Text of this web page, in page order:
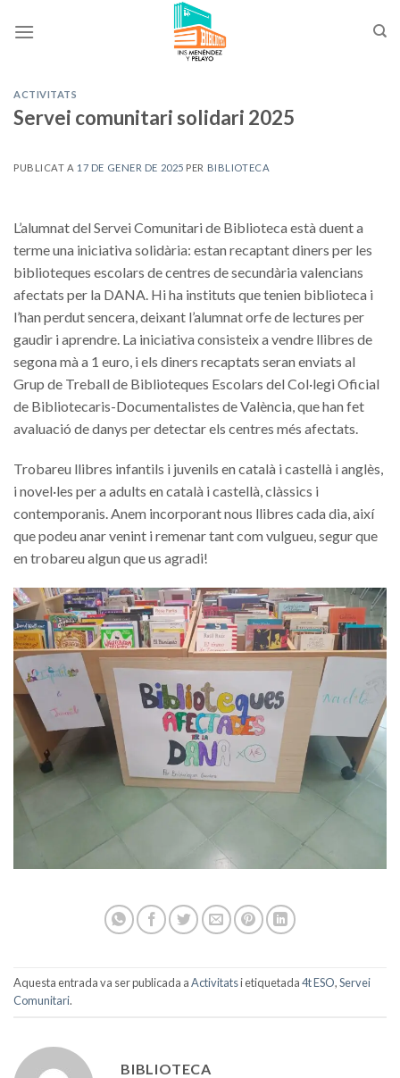
ACTIVITATS
Servei comunitari solidari 2025
PUBLICAT A 17 DE GENER DE 2025 PER BIBLIOTECA
L’alumnat del Servei Comunitari de Biblioteca està duent a
terme una iniciativa solidària: estan recaptant diners per les
biblioteques escolars de centres de secundària valencians
afectats per la DANA. Hi ha instituts que tenien biblioteca i
l’han perdut sencera, deixant l’alumnat orfe de lectures per
gaudir i aprendre. La iniciativa consisteix a vendre llibres de
segona mà a 1 euro, i els diners recaptats seran enviats al
Grup de Treball de Biblioteques Escolars del Col·legi Oficial
de Bibliotecaris-Documentalistes de València, que han fet
avaluació de danys per detectar els centres més afectats.
Trobareu llibres infantils i juvenils en català i castellà i anglès,
i novel·les per a adults en català i castellà, clàssics i
contemporanis. Anem incorporant nous llibres cada dia, així
que podeu anar venint i remenar tant com vulgueu, segur que
en trobareu algun que us agradi!
Aquesta entrada va ser publicada aActivitatsi etiquetada4t ESO,Servei
Comunitari.
BIBLIOTECA